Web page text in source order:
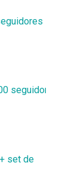
seguidores
set de